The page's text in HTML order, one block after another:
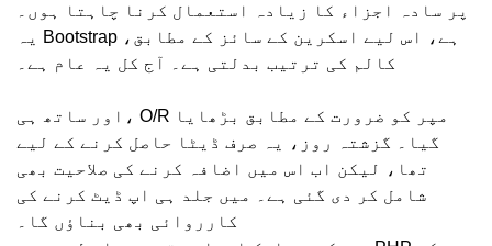
پر سادہ اجزاء کا زیادہ استعمال کرنا چاہتا ہوں۔
یہ Bootstrap ہے، اس لیے اسکرین کے سائز کے مطابق،
کالم کی ترتیب بدلتی ہے۔ آج کل یہ عام ہے۔
اور ساتھ ہی، O/R مپر کو ضرورت کے مطابق بڑھایا
گیا۔ گزشتہ روز، یہ صرف ڈیٹا حاصل کرنے کے لیے
تھا، لیکن اب اس میں اضافہ کرنے کی صلاحیت بھی
شامل کر دی گئی ہے۔ میں جلد ہی اپ ڈیٹ کرنے کی
کارروائی بھی بناؤں گا۔